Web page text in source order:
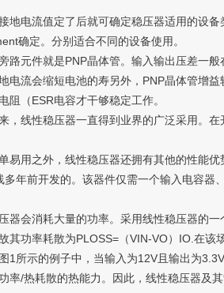
电流值定了后就可确定稳压器适用的设备
确定。分别适合不同的设备使用。
元件就是PNP晶体管。输入输出压差一般
电流会缩短电池的寿另外，PNP晶体管增
阻（ESR电容才干够稳定工作。
线性稳压器一直得到业界的广泛采用。在
用之外，线性稳压器还拥有其他的性能优
多年前开发的。该器件仅需一个输入电容器
会消耗大量的功率。采用线性稳压器的一
其功率耗散为PLOSS=（VIN-VO）IO.在该
示的例子中，当输入为12V且输出为3.3V
率/热耗散的热能力。因此，线性稳压器及